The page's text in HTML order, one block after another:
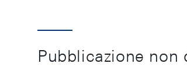
Pubblicazione